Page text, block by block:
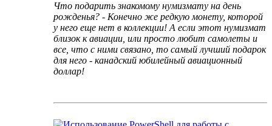
Что подарить знакомому нумизмату на день
рожденья? - Конечно же редкую монету, которой
у него еще нет в коллекции! А если этот нумизмат
близок к авиации, или просто любит самолеты и
все, что с ними связано, то самый лучший подарок
для него - канадский юбилейный авиационный
доллар!